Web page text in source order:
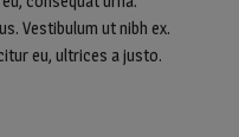
Vestibulum ut nibh ex.
eu, ultrices a justo.